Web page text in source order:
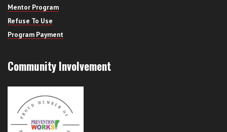
Mentor Program
Refuse To Use
Program Payment
Community Involvement